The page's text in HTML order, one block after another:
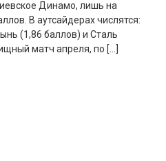
Динамо, лишь на
В аутсайдерах числятся:
(1,86 баллов) и Сталь
матч апреля, по […]